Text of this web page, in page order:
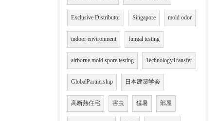
Exclusive Distributor Singapore mold odor
indoor environment fungal testing
airborne mold spore testing TechnologyTransfer
GlobalPartnership 日本建築学会
高断熱住宅 害虫 猛暑 部屋